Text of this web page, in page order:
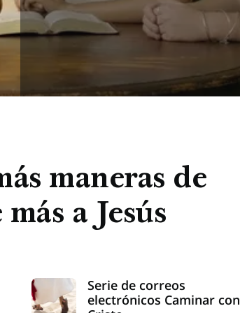
maneras de
a Jesús
Serie de correos
electrónicos Caminar con